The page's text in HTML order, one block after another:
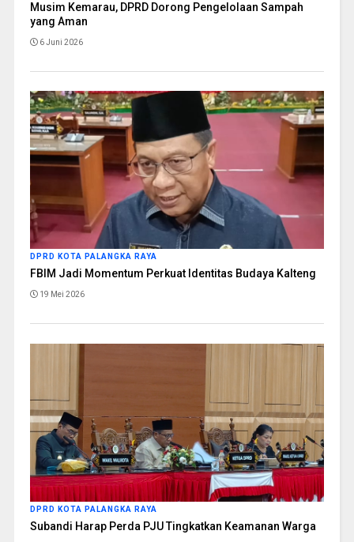
Musim Kemarau, DPRD Dorong Pengelolaan Sampah
yang Aman
6 Juni 2026
DPRD KOTA PALANGKA RAYA
FBIM Jadi Momentum Perkuat Identitas Budaya Kalteng
19 Mei 2026
DPRD KOTA PALANGKA RAYA
Subandi Harap Perda PJU Tingkatkan Keamanan Warga